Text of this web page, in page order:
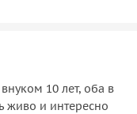
10 лет, оба в
живо и интересно